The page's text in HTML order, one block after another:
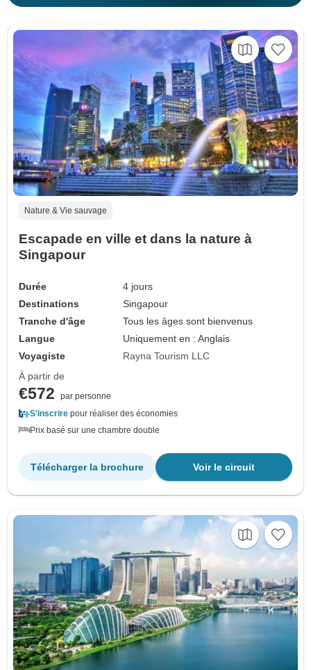
Nature & Vie sauvage
Escapade en ville et dans la nature à
Singapour
Durée
4 jours
Destinations
Singapour
Tranche d'âge
Tous les âges sont bienvenus
Langue
Uniquement en : Anglais
Voyagiste
Rayna Tourism LLC
À partir de
€572
par personne
S'inscrire pour réaliser des économies
Prix basé sur une chambre double
Voir le circuit
Télécharger la brochure